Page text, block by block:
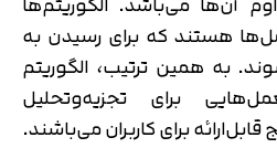
هستند که برای رسیدن به
به همین ترتیب، الگوریتم
برای تجزیه‌وتحلیل
برای کاربران می‌باشند.